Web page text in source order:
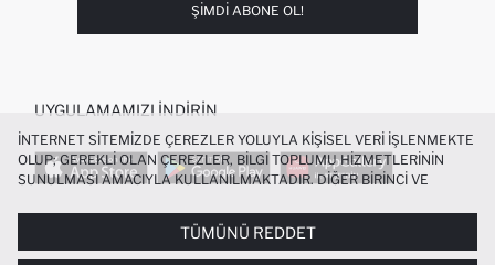
ŞIMDI ABONE OL!
UYGULAMAMIZI İNDIRIN
POPÜLER KATEGORILER
İNTERNET SITEMIZDE ÇEREZLER YOLUYLA KIŞISEL VERI IŞLENMEKTE
OLUP; GEREKLI OLAN ÇEREZLER, BILGI TOPLUMU HIZMETLERININ
SUNULMASI AMACIYLA KULLANILMAKTADIR. DIĞER BIRINCI VE
DENEYIMI SUNULABILMESI, SITEMIZIN DAHA IŞLEVSEL KILINMASI VE
KIŞISELLEŞTIRMESI VE AÇIK RIZA VERMENIZ HALINDE, SIZLERE
YÖNELIK PAZARLAMA FAALIYETLERININ YAPILMASI AMAÇLARIYLA
TÜMÜNÜ REDDET